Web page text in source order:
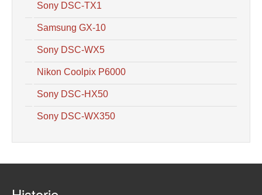
Sony DSC-TX1
Samsung GX-10
Sony DSC-WX5
Nikon Coolpix P6000
Sony DSC-HX50
Sony DSC-WX350